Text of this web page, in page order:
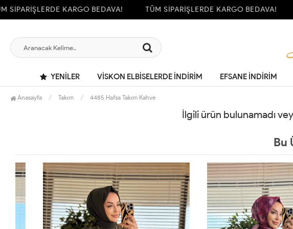
KARGO BEDAVA! TÜM SİPARİŞLERDE KARGO BEDAVA!
YENILER VİSKON ELBİSELERDE İNDİRİM EFSANE İNDİRİM
Anasayfa Takım 4485 Hafsa Takım Kahve
İlgili ürün bulunamadı
Bu